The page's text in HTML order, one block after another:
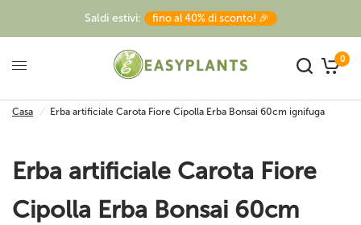
Saldi estivi: fino al 40% di sconto! 🎉
0
Casa / Erba artificiale Carota Fiore Cipolla Erba Bonsai 60cm ignifuga
Erba artificiale Carota Fiore
Cipolla Erba Bonsai 60cm